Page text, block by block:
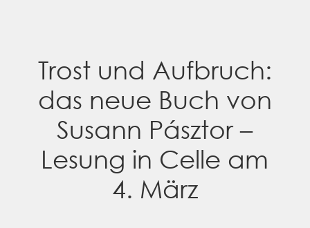
Trost und Aufbruch:
das neue Buch von
Susann Pásztor –
Lesung in Celle am
4. März